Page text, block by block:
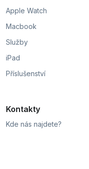
Apple Watch
Macbook
Služby
iPad
Příslušenství
Kontakty
Kde nás najdete?